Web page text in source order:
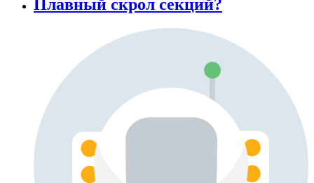
Плавный скрол секций?